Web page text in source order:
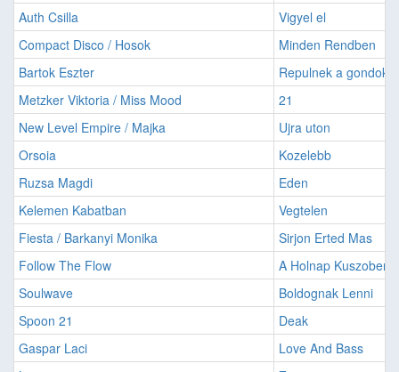
Auth Csilla
Vigyel el
Compact Disco / Hosok
Minden Rendben
Bartok Eszter
Repulnek a gondok
Metzker Viktoria / Miss Mood
21
New Level Empire / Majka
Ujra uton
Orsoia
Kozelebb
Ruzsa Magdi
Eden
Kelemen Kabatban
Vegtelen
Fiesta / Barkanyi Monika
Sirjon Erted Mas
Follow The Flow
A Holnap Kuszoben
Soulwave
Boldognak Lenni
Spoon 21
Deak
Gaspar Laci
Love And Bass